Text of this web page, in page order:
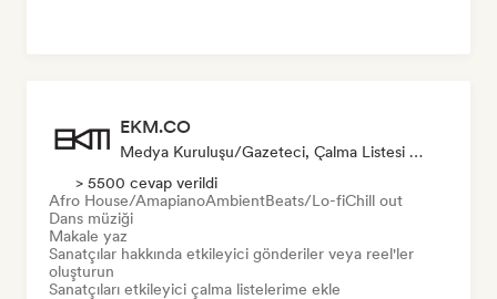
EKM.CO
Medya Kuruluşu/Gazeteci, Çalma Listesi Küratörü
> 5500 cevap verildi
Afro House/AmapianoAmbientBeats/Lo-fiChill out
Dans müziği
Makale yaz
Sanatçılar hakkında etkileyici gönderiler veya reel'ler
oluşturun
Sanatçıları etkileyici çalma listelerime ekle